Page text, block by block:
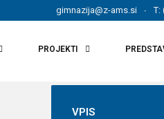
gimnazija@z-ams.si T:
PROJEKTI
VPIS